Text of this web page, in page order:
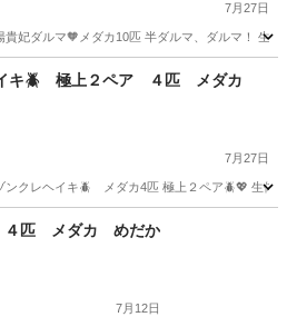
7月27日
貴妃ダルマ🧡メダカ10匹 半ダルマ、ダルマ！ 生
その他 ダルマ
イキ🪲 極上２ペア ４匹 メダカ
7月27日
ンクレヘイキ🪲 メダカ4匹 極上２ペア🪲💖 生体
その他 メダカ
４匹 メダカ めだか
7月12日